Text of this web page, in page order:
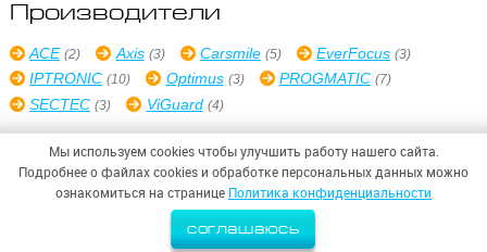
Производители
ACE (2) Axis (3) Carsmile (5) EverFocus (3)
IPTRONIC (10) Optimus (3) PROGMATIC (7)
SECTEC (3) ViGuard (4)
ООО «СИНТЕЗ БЕЗОПАСНОСТИ»
Политика конфиденциальности
Мы используем cookies чтобы улучшить работу нашего сайта.
Подробнее о файлах cookies и обработке персональных данных можно
ознакомиться на странице Политика конфиденциальности
соглашаюсь